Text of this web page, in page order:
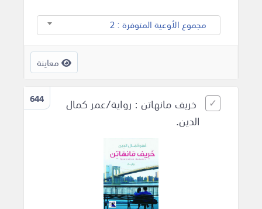
مجموع الأوعية المتوفرة : 2
معاينة
644
خريف مانهاتن : رواية/عمر كمال
الدين.